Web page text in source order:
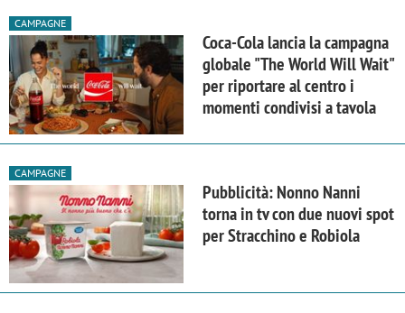
CAMPAGNE
Coca-Cola lancia la campagna
globale "The World Will Wait"
per riportare al centro i
momenti condivisi a tavola
CAMPAGNE
Pubblicità: Nonno Nanni
torna in tv con due nuovi spot
per Stracchino e Robiola